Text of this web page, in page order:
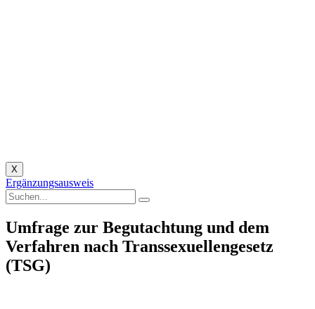
X
Ergänzungsausweis
Umfrage zur Begutachtung und dem
Verfahren nach Transsexuellengesetz
(TSG)